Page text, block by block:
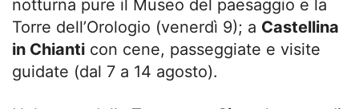
notturna pure il Museo del paesaggio e la
Torre dell’Orologio (venerdì 9); a Castellina
in Chianti con cene, passeggiate e visite
guidate (dal 7 a 14 agosto).